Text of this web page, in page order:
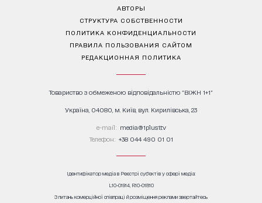
АВТОРЫ
СТРУКТУРА СОБСТВЕННОСТИ
ПОЛИТИКА КОНФИДЕНЦИАЛЬНОСТИ
ПРАВИЛА ПОЛЬЗОВАНИЯ САЙТОМ
РЕДАКЦИОННАЯ ПОЛИТИКА
Товариство з обмеженою відповідальністю "ВІЖН 1+1"
Україна, 04080, м. Київ, вул. Кирилівська, 23
е-mail: media@1plus1.tv
Телефон: +38 044 490 01 01
Ідентифікатор медіа в Реєстрі суб’єктів у сфері медіа:
L10-01914, R10-01810
З питань комерційної співпраці й розміщення реклами звертайтесь